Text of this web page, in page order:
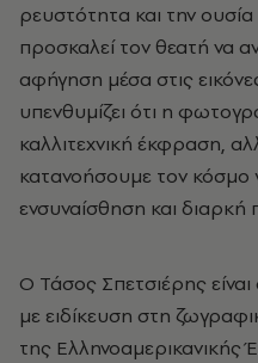
ρευστότητα και την
προσκαλεί τον θεατή να
αφήγηση μέσα στις
υπενθυμίζει ότι η
καλλιτεχνική έκφραση,
κατανοήσουμε τον
ενσυναίσθηση και διαρκή
Ο Τάσος Σπετσιέρης
με ειδίκευση στη
της Ελληνοαμερικανικής